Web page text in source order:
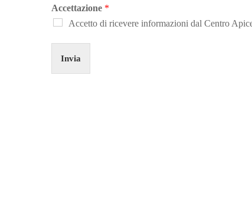
Accettazione *
Accetto di ricevere informazioni dal Centro
Invia